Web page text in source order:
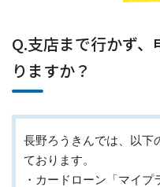
Q.支店まで行かず
りますか？
長野ろうきんでは、以下
ております。
・カードローン「マイプ